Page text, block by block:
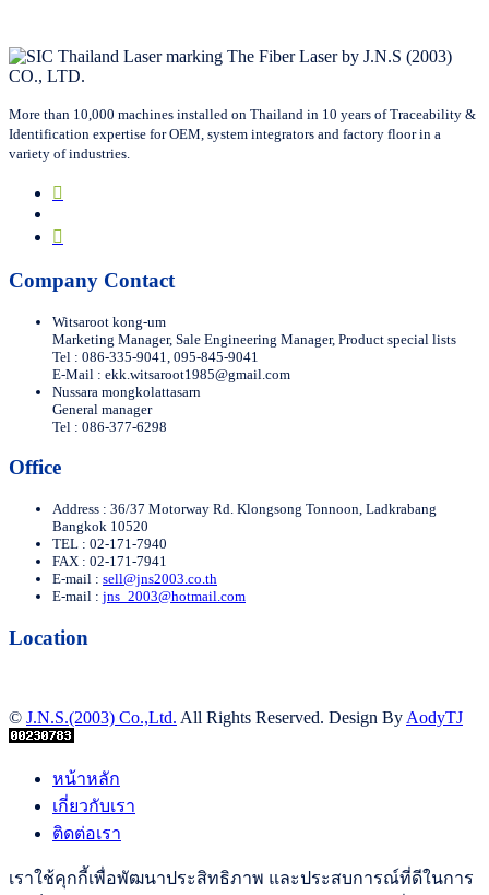
More than 10,000 machines installed on Thailand in 10 years of Traceability &
Identification expertise for OEM, system integrators and factory floor in a
variety of industries.
Company Contact
Witsaroot kong-um
Marketing Manager, Sale Engineering Manager, Product special lists
Tel : 086-335-9041, 095-845-9041
E-Mail : ekk.witsaroot1985@gmail.com
Nussara mongkolattasarn
General manager
Tel : 086-377-6298
Office
Address : 36/37 Motorway Rd. Klongsong Tonnoon, Ladkrabang
Bangkok 10520
TEL : 02-171-7940
FAX : 02-171-7941
E-mail : sell@jns2003.co.th
E-mail : jns_2003@hotmail.com
Location
© J.N.S.(2003) Co.,Ltd. All Rights Reserved. Design By AodyTJ
หน้าหลัก
เกี่ยวกับเรา
ติดต่อเรา
เราใช้คุกกี้เพื่อพัฒนาประสิทธิภาพ และประสบการณ์ที่ดีในการ